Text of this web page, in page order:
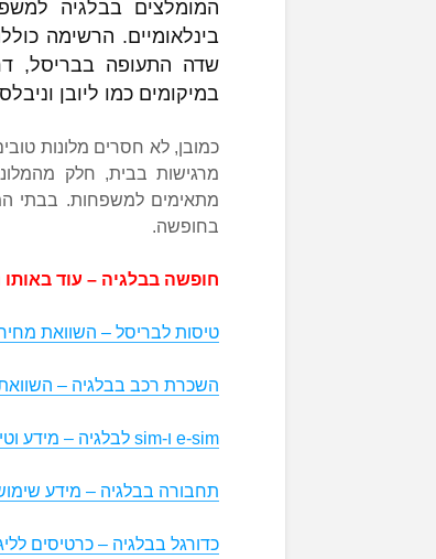
המומלצים בבלגיה
בינלאומיים. הרשימה
שדה התעופה בבריסל,
במיקומים כמו ליובן וניבלס
כמובן, לא חסרים מלונות
מרגישות בבית, חלק
מתאימים למשפחות. בבתי
בחופשה.
חופשה בבלגיה – עוד באותו
טיסות לבריסל – השוואת
השכרת רכב בבלגיה –
e-sim ו-sim לבלגיה – מידע וטיפים למטייל
תחבורה בבלגיה – מידע
כדורגל בבלגיה – כרטיסים